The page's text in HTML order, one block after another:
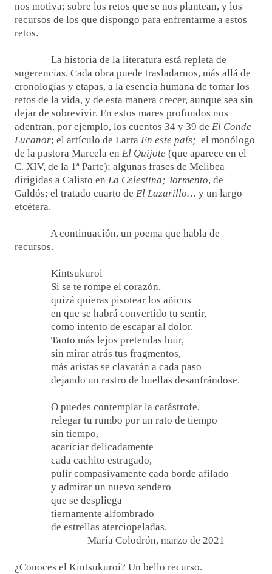
nos motiva; sobre los retos que se nos plantean, y los
recursos de los que dispongo para enfrentarme a estos
retos.
La historia de la literatura está repleta de
sugerencias. Cada obra puede trasladarnos, más allá de
cronologías y etapas, a la esencia humana de tomar los
retos de la vida, y de esta manera crecer, aunque sea sin
dejar de sobrevivir. En estos mares profundos nos
adentran, por ejemplo, los cuentos 34 y 39 de El Conde
Lucanor; el artículo de Larra En este país; el monólogo
de la pastora Marcela en El Quijote (que aparece en el
C. XIV, de la 1ª Parte); algunas frases de Melibea
dirigidas a Calisto en La Celestina; Tormento, de
Galdós; el tratado cuarto de El Lazarillo… y un largo
etcétera.
A continuación, un poema que habla de
recursos.
Kintsukuroi
Si se te rompe el corazón,
quizá quieras pisotear los añicos
en que se habrá convertido tu sentir,
como intento de escapar al dolor.
Tanto más lejos pretendas huir,
sin mirar atrás tus fragmentos,
más aristas se clavarán a cada paso
dejando un rastro de huellas desanfrándose.
O puedes contemplar la catástrofe,
relegar tu rumbo por un rato de tiempo
sin tiempo,
acariciar delicadamente
cada cachito estragado,
pulir compasivamente cada borde afilado
y admirar un nuevo sendero
que se despliega
tiernamente alfombrado
de estrellas aterciopeladas.
María Colodrón, marzo de 2021
¿Conoces el Kintsukuroi? Un bello recurso.